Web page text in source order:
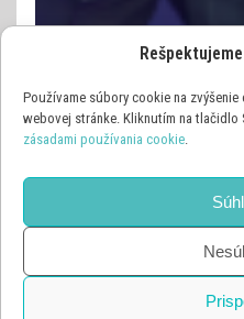
Používame súbory cookie na
webovej stránke. Kliknutím na tlačidlo
zásadami používania cookie.
OSTATNÉ ŠPORTY
PILOT FORMULE 1